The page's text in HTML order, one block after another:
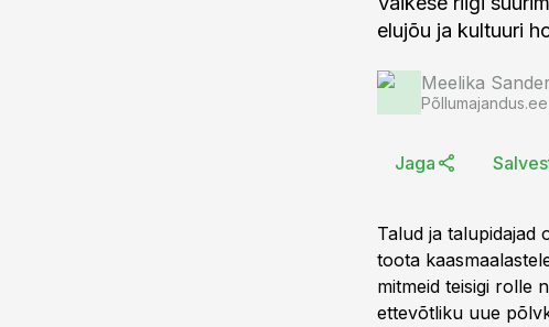
elujõu ja kultuuri
Meelika
Jaga
Talud ja talupidajad
toota
mitmeid teisigi rolle
ettevõtliku uue